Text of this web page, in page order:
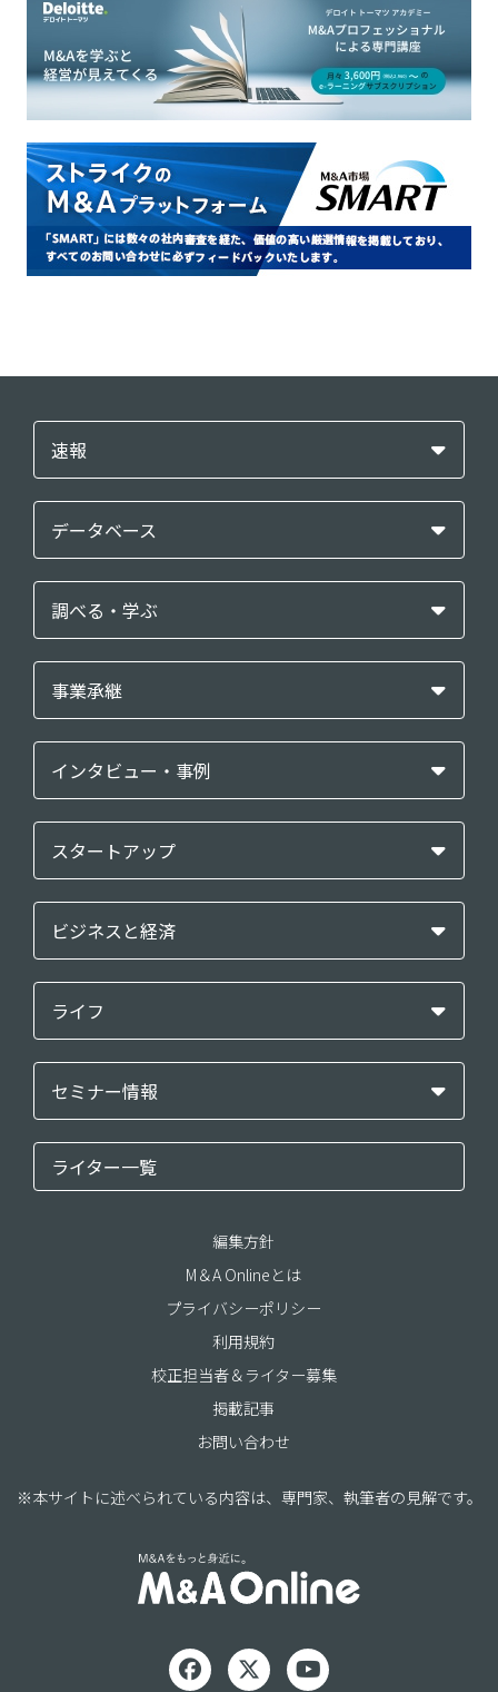
速報
データベース
調べる・学ぶ
事業承継
インタビュー・事例
スタートアップ
ビジネスと経済
ライフ
セミナー情報
ライター一覧
編集方針
M＆A Onlineとは
プライバシーポリシー
利用規約
校正担当者＆ライター募集
掲載記事
お問い合わせ
※本サイトに述べられている内容は、専門家、執筆者の見解です。